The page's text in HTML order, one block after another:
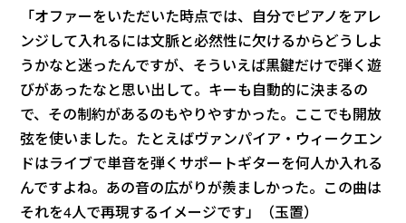
「オファーをいただいた時点では、自分でピアノをアレ
ンジして入れるには文脈と必然性に欠けるからどうしよ
うかなと迷ったんですが、そういえば黒鍵だけで弾く遊
びがあったなと思い出して。キーも自動的に決まるの
で、その制約があるのもやりやすかった。ここでも開放
弦を使いました。たとえばヴァンパイア・ウィークエン
ドはライブで単音を弾くサポートギターを何人か入れる
んですよね。あの音の広がりが羨ましかった。この曲は
それを4人で再現するイメージです」（玉置）